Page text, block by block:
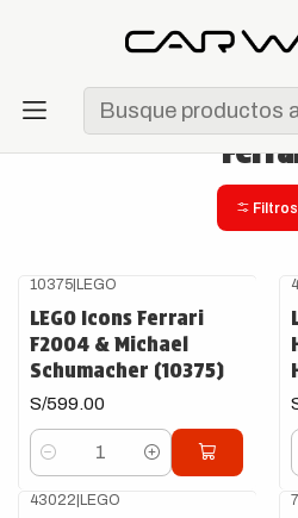
ENVÍO GRATIS POR
Filtros
10375| LEGO
LEGO Icons Ferrari
F2004 & Michael
Schumacher (10375)
S/599.00
Cantidad
43022 LEGO